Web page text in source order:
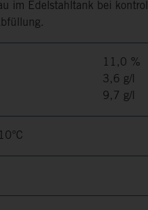
im Edelstahltank bei
11,0 %
3,6 g/l
9,7 g/l